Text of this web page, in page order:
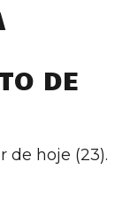
DE
de hoje (23).